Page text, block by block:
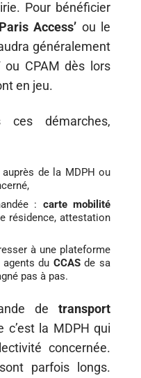
Pour bénéficier
Access’ ou le
généralement
CPAM dès lors
en jeu.
démarches,
de la MDPH ou
: carte mobilité
résidence, attestation
à une plateforme
du CCASde sa
pas à pas.
de transport
c’est la MDPH qui
concernée.
parfois longs.